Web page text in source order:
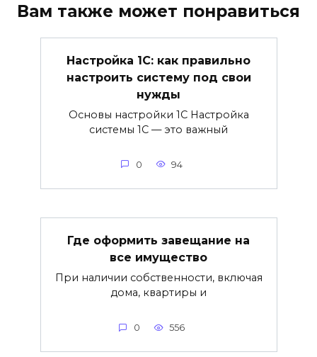
Вам также может понравиться
Настройка 1С: как правильно
настроить систему под свои
нужды
Основы настройки 1С Настройка
системы 1С — это важный
0 94
Где оформить завещание на
все имущество
При наличии собственности, включая
дома, квартиры и
0 556